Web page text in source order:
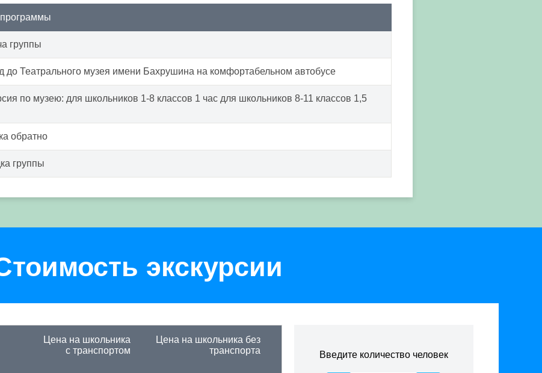
программы
группы
до Театрального музея имени Бахрушина на комфортабельном автобусе
по музею: для школьников 1-8 классов 1 час для школьников 8-11 классов 1,5
обратно
группы
экскурсии
Цена на школьника
с транспортом
Цена на школьника без
транспорта
Введите количество человек